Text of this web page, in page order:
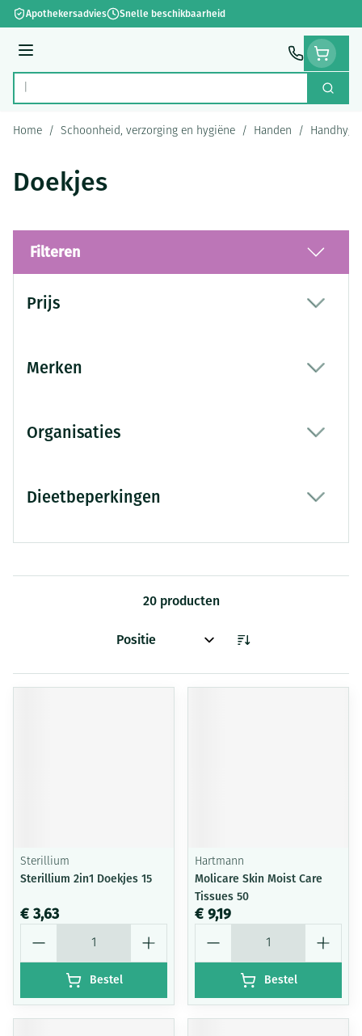
Ga naar de inhoud
Apothekersadvies Snelle beschikbaarheid
Menu
Product, merk, categorie... Zoek
Home / Schoonheid, verzorging en hygiëne / Handen /
Doekjes
Filteren
Prijs
Merken
Organisaties
Dieetbeperkingen
20producten
Sorteer op:
Sterillium
Sterillium 2in1 Doekjes 15
€ 3,63
Bestel
Hartmann
Molicare Skin Moist Care
Tissues 50
€ 9,19
Bestel